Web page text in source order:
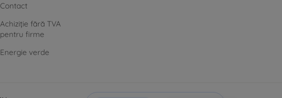
Contact
Achiziție fără TVA
pentru firme
Energie verde